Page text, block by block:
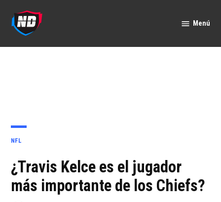
contenido
Menú
PUBLICADO
NFL
¿Travis Kelce es el jugador
más importante de los Chiefs?